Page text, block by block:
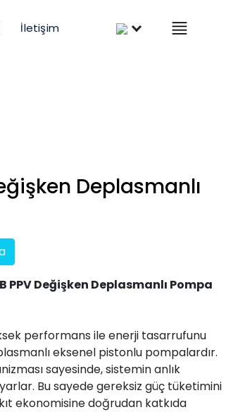
İletişim Türkçe
Deplasmanlı
PPV Değişken Deplasmanlı Pompa
performans ile enerji tasarrufunu
eksenel pistonlu pompalardır.
sayesinde, sistemin anlık
Bu sayede gereksiz güç tüketimini
ekonomisine doğrudan katkıda